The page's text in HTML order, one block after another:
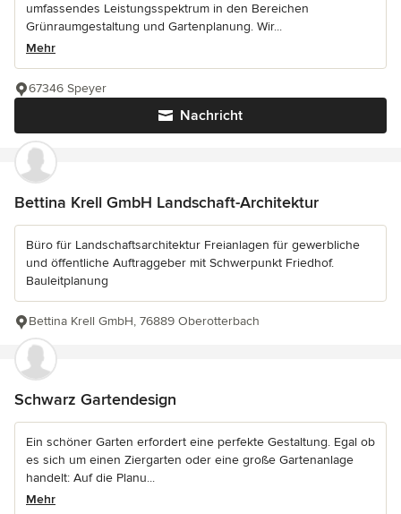
umfassendes Leistungsspektrum in den Bereichen
Grünraumgestaltung und Gartenplanung. Wir...
Mehr
Nachricht
67346 Speyer
Bettina Krell GmbH Landschaft-Architektur
Büro für Landschaftsarchitektur Freianlagen für gewerbliche
und öffentliche Auftraggeber mit Schwerpunkt Friedhof.
Bauleitplanung
Bettina Krell GmbH, 76889 Oberotterbach
Schwarz Gartendesign
Ein schöner Garten erfordert eine perfekte Gestaltung. Egal ob
es sich um einen Ziergarten oder eine große Gartenanlage
handelt: Auf die Planu...
Mehr